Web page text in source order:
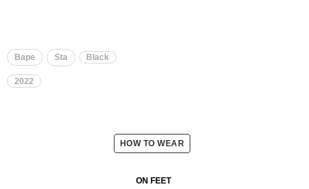
Bape Sta Black
2022
HOW TO WEAR
ON FEET